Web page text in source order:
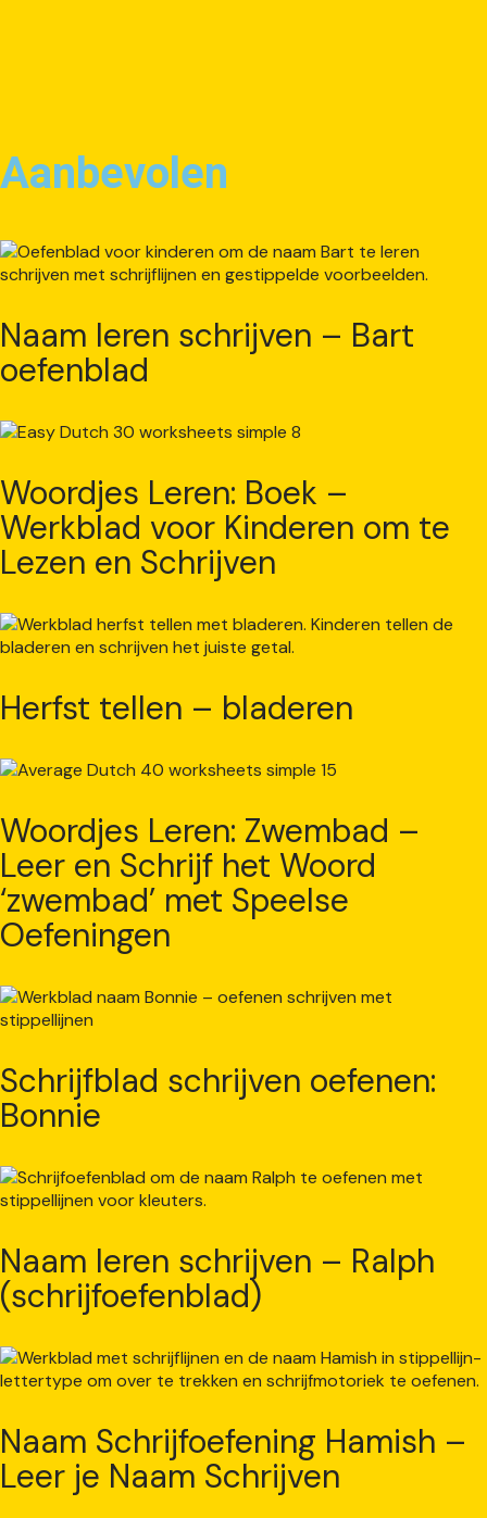
Aanbevolen
Naam leren schrijven – Bart
oefenblad
Woordjes Leren: Boek –
Werkblad voor Kinderen om te
Lezen en Schrijven
Herfst tellen – bladeren
Woordjes Leren: Zwembad –
Leer en Schrijf het Woord
‘zwembad’ met Speelse
Oefeningen
Schrijfblad schrijven oefenen:
Bonnie
Naam leren schrijven – Ralph
(schrijfoefenblad)
Naam Schrijfoefening Hamish –
Leer je Naam Schrijven